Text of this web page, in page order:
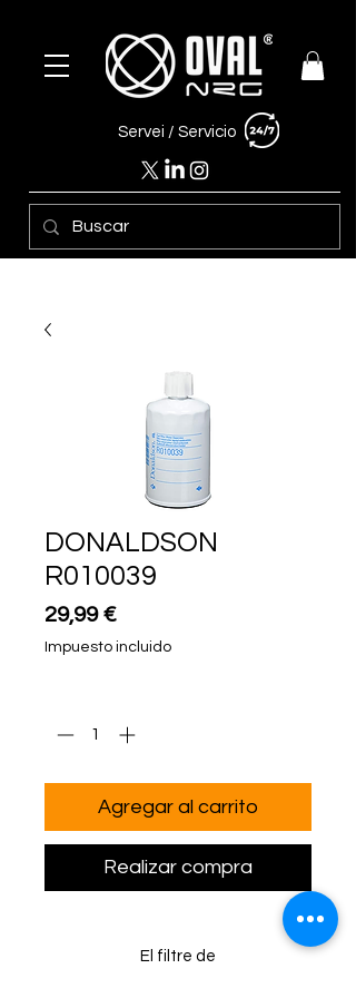
Servei / Servicio
DONALDSON
R010039
29,99 €Precio
Impuesto incluido
Agregar al carrito
Realizar compra
El filtre de